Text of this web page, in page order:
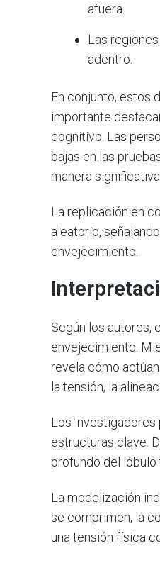
afuera.
Las
adentro.
En conjunto, estos
importante
cognitivo. Las
bajas en las
manera
La replicación en
aleatorio,
envejecimiento.
Según los autores,
envejecimiento.
revela cómo
la tensión, la
Los investigadores
estructuras clave.
profundo del lóbulo
La modelización
se comprimen, la
una tensión física